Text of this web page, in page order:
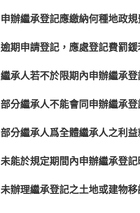
申辦繼承登記應繳納何種地政
逾期申請登記，應處登記費罰鍰
繼承人若不於限期內申辦繼承
部分繼承人不能會同申辦繼承登
部分繼承人爲全體繼承人之利
未能於規定期間內申辦繼承登
未辦理繼承登記之土地或建物